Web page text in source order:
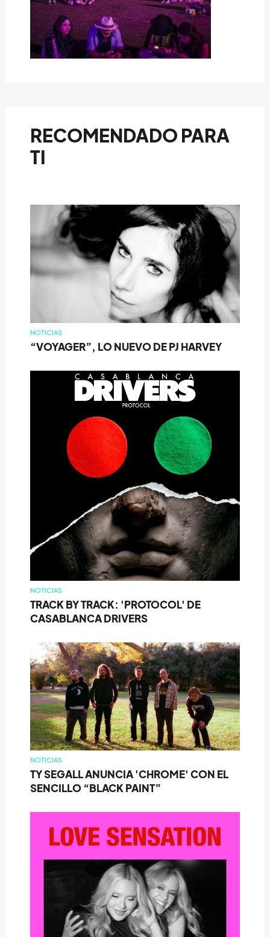
RECOMENDADO PARA
TI
NOTICIAS
“VOYAGER”, LO NUEVO DE PJ HARVEY
NOTICIAS
TRACK BY TRACK: 'PROTOCOL' DE
CASABLANCA DRIVERS
NOTICIAS
TY SEGALL ANUNCIA 'CHROME' CON EL
SENCILLO “BLACK PAINT”